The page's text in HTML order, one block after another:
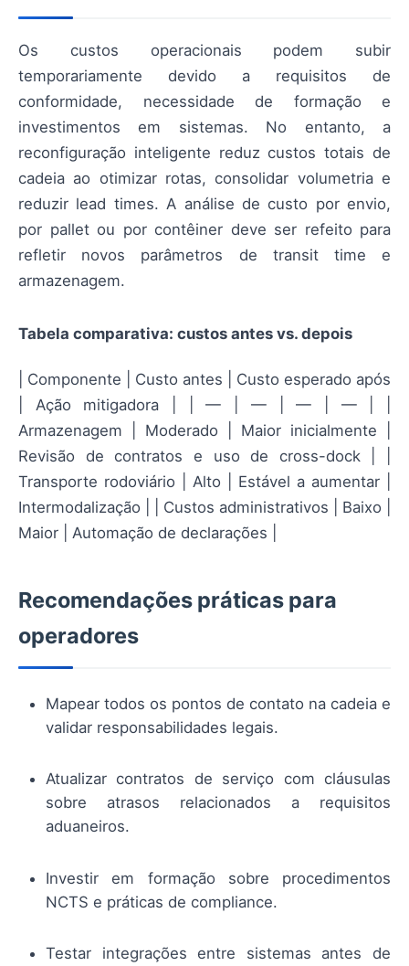
Os custos operacionais podem subir
temporariamente devido a requisitos de
conformidade, necessidade de formação e
investimentos em sistemas. No entanto, a
reconfiguração inteligente reduz custos totais de
cadeia ao otimizar rotas, consolidar volumetria e
reduzir lead times. A análise de custo por envio,
por pallet ou por contêiner deve ser refeito para
refletir novos parâmetros de transit time e
armazenagem.
Tabela comparativa: custos antes vs. depois
| Componente | Custo antes | Custo esperado após
| Ação mitigadora | | — | — | — | — | |
Armazenagem | Moderado | Maior inicialmente |
Revisão de contratos e uso de cross-dock | |
Transporte rodoviário | Alto | Estável a aumentar |
Intermodalização | | Custos administrativos | Baixo |
Maior | Automação de declarações |
Recomendações práticas para
operadores
Mapear todos os pontos de contato na cadeia e
validar responsabilidades legais.
Atualizar contratos de serviço com cláusulas
sobre atrasos relacionados a requisitos
aduaneiros.
Investir em formação sobre procedimentos
NCTS e práticas de compliance.
Testar integrações entre sistemas antes de